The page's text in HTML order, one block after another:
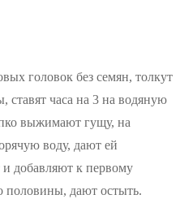
головок без семян, толкут
часа на 3 на водяную
выжимают гущу, на
воду, дают ей
и добавляют к первому
половины, дают остыть.